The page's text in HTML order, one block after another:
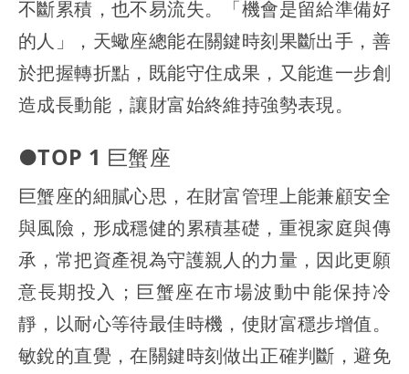
不斷累積，也不易流失。「機會是留給準備好
的人」，天蠍座總能在關鍵時刻果斷出手，善
於把握轉折點，既能守住成果，又能進一步創
造成長動能，讓財富始終維持強勢表現。
●TOP 1 巨蟹座
巨蟹座的細膩心思，在財富管理上能兼顧安全
與風險，形成穩健的累積基礎，重視家庭與傳
承，常把資產視為守護親人的力量，因此更願
意長期投入；巨蟹座在市場波動中能保持冷
靜，以耐心等待最佳時機，使財富穩步增值。
敏銳的直覺，在關鍵時刻做出正確判斷，避免